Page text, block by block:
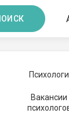
Психологи
Вакансии